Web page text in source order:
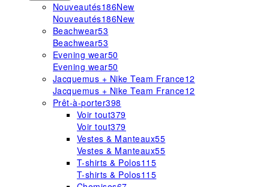
Nouveautés186New
Nouveautés186New
Beachwear53
Beachwear53
Evening wear50
Evening wear50
Jacquemus + Nike Team France12
Jacquemus + Nike Team France12
Prêt-à-porter398
Voir tout379
Voir tout379
Vestes & Manteaux55
Vestes & Manteaux55
T-shirts & Polos115
T-shirts & Polos115